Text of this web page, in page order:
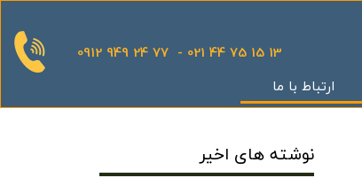
ارتباط با ما
0912 949 24 77 - 021 44 75 15 13
نوشته های اخیر